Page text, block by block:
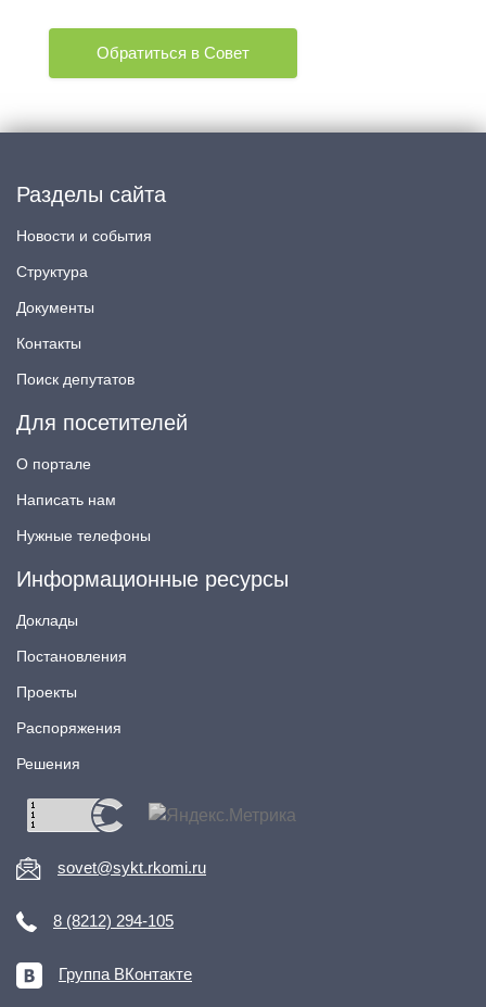
Обратиться в Совет
Разделы сайта
Новости и события
Структура
Документы
Контакты
Поиск депутатов
Для посетителей
О портале
Написать нам
Нужные телефоны
Информационные ресурсы
Доклады
Постановления
Проекты
Распоряжения
Решения
sovet@sykt.rkomi.ru
8 (8212) 294-105
Группа ВКонтакте